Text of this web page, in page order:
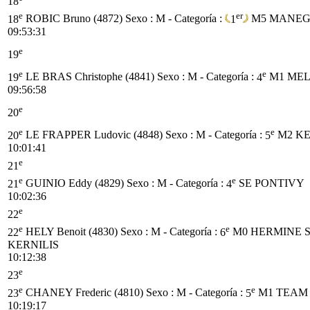
18e ROBIC Bruno (4872) Sexo : M - Categoría : 1 er M5
09:53:31
19e
19e LE BRAS Christophe (4841) Sexo : M - Categoría : 4e M1
09:56:58
20e
20e LE FRAPPER Ludovic (4848) Sexo : M - Categoría : 5e M2
10:01:41
21 e
21 e GUINIO Eddy (4829) Sexo : M - Categoría : 4e SE PONTIVY
10:02:36
22e
22e HELY Benoit (4830) Sexo : M - Categoría : 6e M0 HERMINE
KERNILIS
10:12:38
23e
23e CHANEY Frederic (4810) Sexo : M - Categoría : 5e M1 TEAM
10:19:17